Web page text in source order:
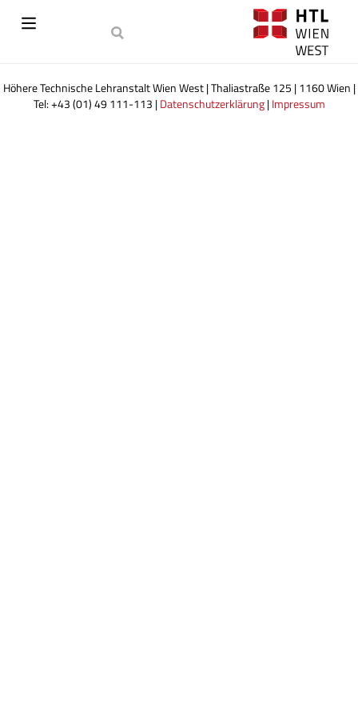
Höhere Technische Lehranstalt Wien West | Thaliastraße 125 | 1160 Wien |
Tel: +43 (01) 49 111-113 | Datenschutzerklärung| Impressum